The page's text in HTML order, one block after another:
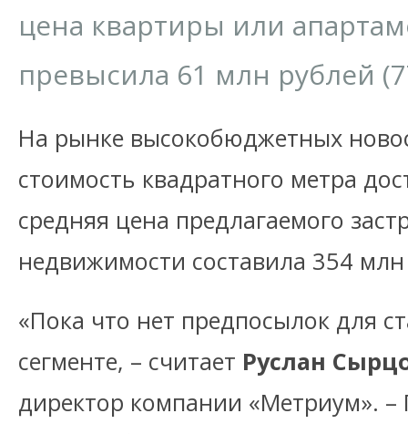
цена квартиры или
превысила 61 млн рублей
На рынке высокобюджетных
стоимость квадратного метра
средняя цена предлагаемого
недвижимости составила 354
«Пока что нет предпосылок для
сегменте, – считает Руслан
директор компании «Метриум».